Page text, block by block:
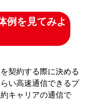
例を見てみよ
契約する際に決める
い高速通信できるプ
キャリアの通信で